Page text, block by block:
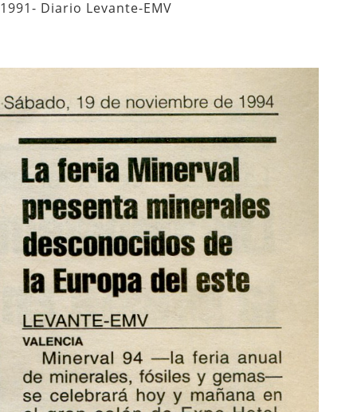
1991- Diario Levante-EMV